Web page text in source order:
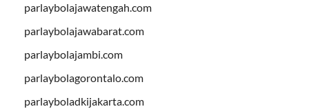
parlaybolajawatengah.com
parlaybolajawabarat.com
parlaybolajambi.com
parlaybolagorontalo.com
parlayboladkijakarta.com